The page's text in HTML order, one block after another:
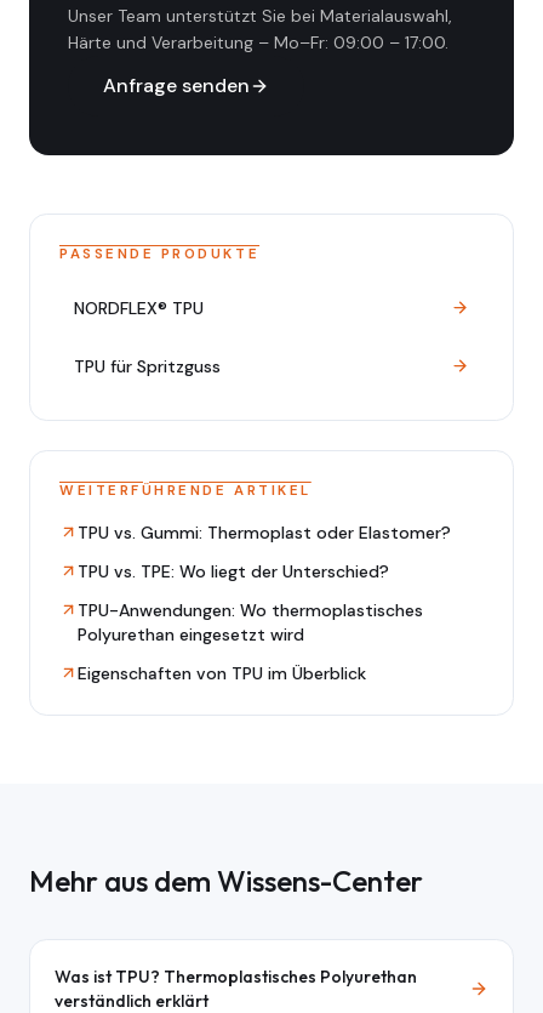
Unser Team unterstützt Sie bei Materialauswahl,
Härte und Verarbeitung – Mo–Fr: 09:00 – 17:00.
Anfrage senden
PASSENDE PRODUKTE
NORDFLEX® TPU
TPU für Spritzguss
WEITERFÜHRENDE ARTIKEL
TPU vs. Gummi: Thermoplast oder Elastomer?
TPU vs. TPE: Wo liegt der Unterschied?
TPU-Anwendungen: Wo thermoplastisches
Polyurethan eingesetzt wird
Eigenschaften von TPU im Überblick
Mehr aus dem Wissens-Center
Was ist TPU? Thermoplastisches Polyurethan
verständlich erklärt